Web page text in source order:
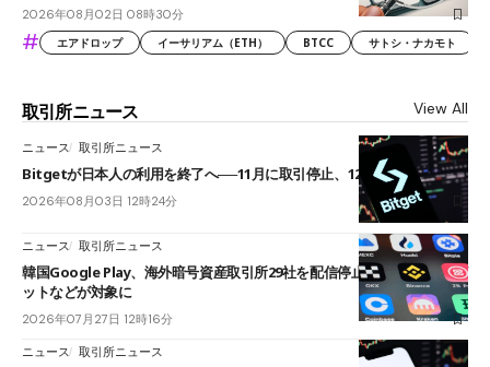
2026年08月02日 08時30分
# エアドロップ イーサリアム（ETH） BTCC サトシ・ナカモト
取引所ニュース View All
ニュース 取引所ニュース
Bitgetが日本人の利用を終了へ──11月に取引停止、12月末に強制決済
2026年08月03日 12時24分
ニュース 取引所ニュース
韓国Google Play、海外暗号資産取引所29社を配信停止──OKXやバイビ
ットなどが対象に
2026年07月27日 12時16分
ニュース 取引所ニュース